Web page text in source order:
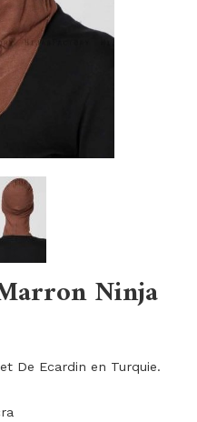
Ninja
De Ecardin en Turquie.